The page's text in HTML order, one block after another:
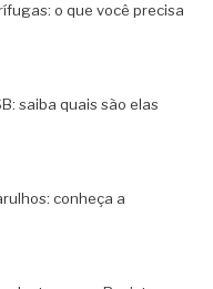
o que você precisa
saiba quais são elas
conheça a